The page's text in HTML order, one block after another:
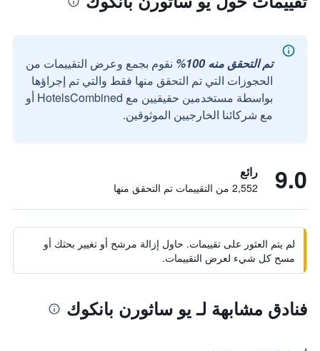
تم التحقق منه 100%
نقوم بجمع وعرض التقييمات من
الحجوزات التي تم التحقق منها فقط والتي تم إجراؤها
بواسطة مستخدمين حقيقيين مع HotelsCombined أو
مع شركائنا الخارجيين الموثوقين.
9.0 رائع
2,552 من التقييمات تم التحقق منها
لم يتم العثور على تقييمات. حاول إزالة مرشح أو تغيير بحثك أو
مسح كل شيء لعرض التقييمات.
فنادق مشابهة لـ يو ساثورن بانكوك